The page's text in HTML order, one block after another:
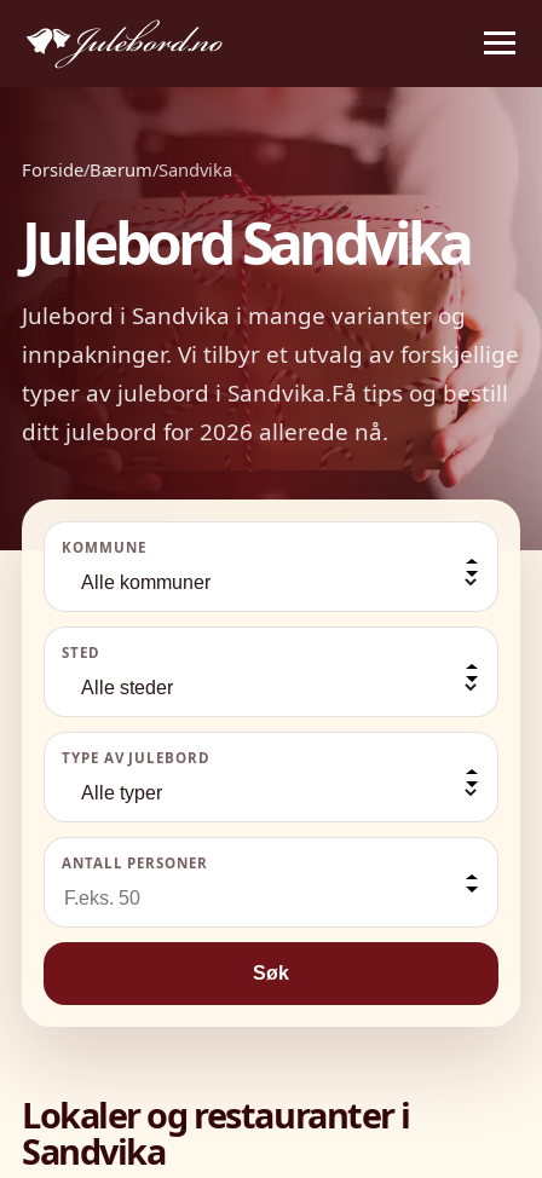
Forside/Bærum/Sandvika
Julebord Sandvika
Julebord i Sandvika i mange varianter og
innpakninger. Vi tilbyr et utvalg av forskjellige
typer av julebord i Sandvika.Få tips og bestill
ditt julebord for 2026 allerede nå.
KOMMUNE
STED
TYPE AV JULEBORD
ANTALL PERSONER
Søk
Lokaler og restauranter i
Sandvika